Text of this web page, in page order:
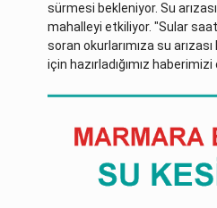
sürmesi bekleniyor. Su
mahalleyi etkiliyor. "Sular
soran okurlarımıza su
için hazırladığımız